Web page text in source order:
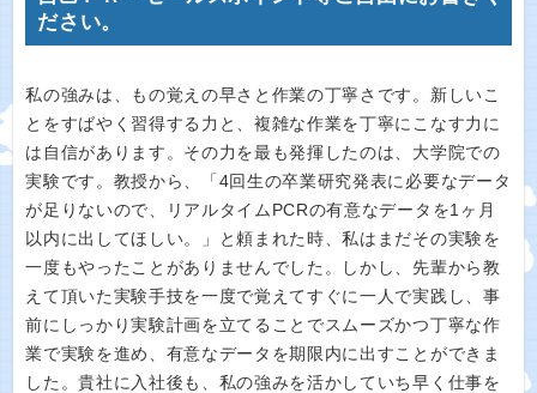
ださい。
私の強みは、もの覚えの早さと作業の丁寧さです。新しいこ
とをすばやく習得する力と、複雑な作業を丁寧にこなす力に
は自信があります。その力を最も発揮したのは、大学院での
実験です。教授から、「4回生の卒業研究発表に必要なデータ
が足りないので、リアルタイムPCRの有意なデータを1ヶ月
以内に出してほしい。」と頼まれた時、私はまだその実験を
一度もやったことがありませんでした。しかし、先輩から教
えて頂いた実験手技を一度で覚えてすぐに一人で実践し、事
前にしっかり実験計画を立てることでスムーズかつ丁寧な作
業で実験を進め、有意なデータを期限内に出すことができま
した。貴社に入社後も、私の強みを活かしていち早く仕事を